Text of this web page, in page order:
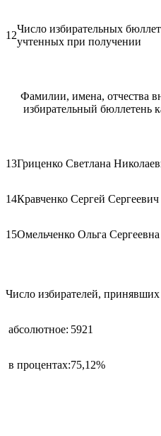
12
Число избирательных
учтенных при получении
Фамилии, имена, отчества
избирательный бюллетень
13Гриценко Светлана
14Кравченко Сергей Сергеевич
15Омельченко Ольга Сергеевна
Число избирателей, принявших
абсолютное: 5921
в процентах:75,12%